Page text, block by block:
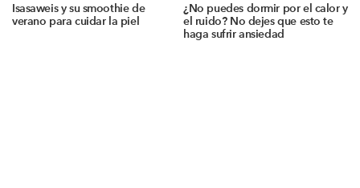
Isasaweis y su smoothie de
verano para cuidar la piel
¿No puedes dormir por el calor y
el ruido? No dejes que esto te
haga sufrir ansiedad